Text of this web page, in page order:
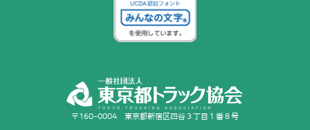
〒160-0004 東京都新宿区四谷３丁目１番８号